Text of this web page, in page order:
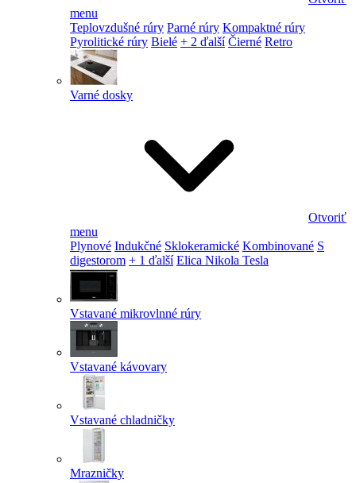
menu
Teplovzdušné rúry Parné rúry Kompaktné rúry
Pyrolitické rúry Bielé + 2 ďalší Čierné Retro
Varné dosky
Otvoriť
menu
Plynové Indukčné Sklokeramické Kombinované S
digestorom + 1 ďalší Elica Nikola Tesla
Vstavané mikrovlnné rúry
Vstavané kávovary
Vstavané chladničky
Mrazničky